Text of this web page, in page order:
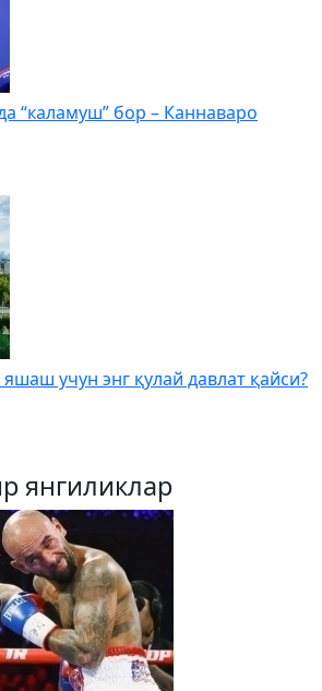
“каламуш” бор – Каннаваро
учун энг қулай давлат қайси?
янгиликлар